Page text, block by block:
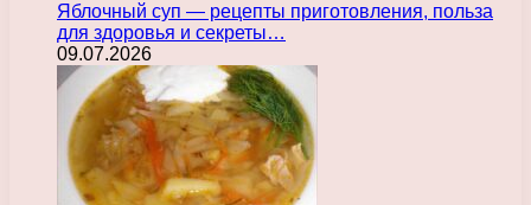
Яблочный суп — рецепты приготовления, польза
для здоровья и секреты…
09.07.2026